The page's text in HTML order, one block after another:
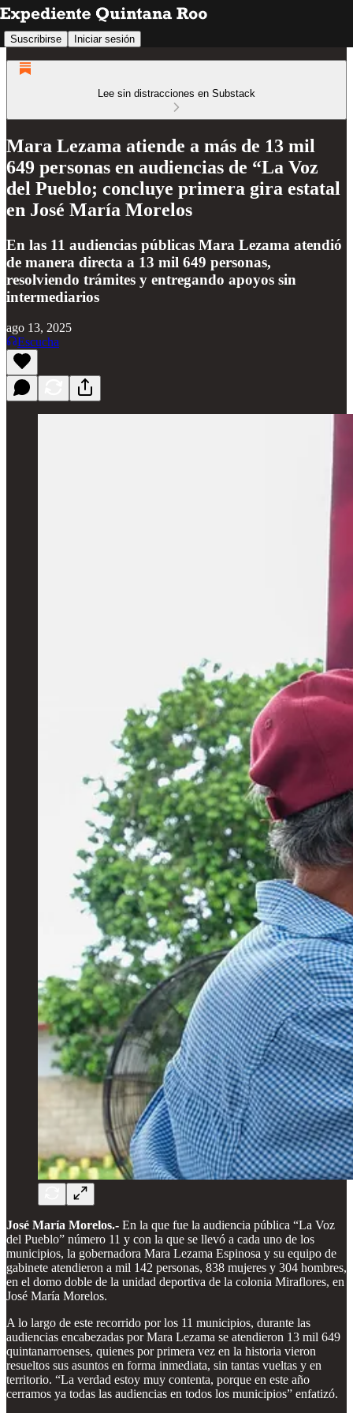
Suscribirse Iniciar sesión
Lee sin distracciones en Substack
Mara Lezama atiende a más de 13 mil
649 personas en audiencias de “La Voz
del Pueblo; concluye primera gira estatal
en José María Morelos
En las 11 audiencias públicas Mara Lezama atendió
de manera directa a 13 mil 649 personas,
resolviendo trámites y entregando apoyos sin
intermediarios
ago 13, 2025
Escucha
José María Morelos.- En la que fue la audiencia pública “La Voz
del Pueblo” número 11 y con la que se llevó a cada uno de los
municipios, la gobernadora Mara Lezama Espinosa y su equipo de
gabinete atendieron a mil 142 personas, 838 mujeres y 304 hombres,
en el domo doble de la unidad deportiva de la colonia Miraflores, en
José María Morelos.
A lo largo de este recorrido por los 11 municipios, durante las
audiencias encabezadas por Mara Lezama se atendieron 13 mil 649
quintanarroenses, quienes por primera vez en la historia vieron
resueltos sus asuntos en forma inmediata, sin tantas vueltas y en
territorio. “La verdad estoy muy contenta, porque en este año
cerramos ya todas las audiencias en todos los municipios” enfatizó.